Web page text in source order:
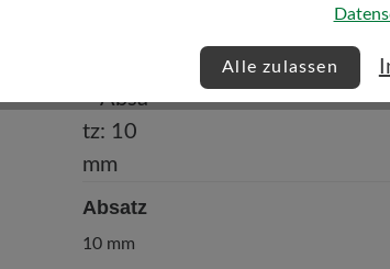
Absatz
10 mm
Alle zulassen